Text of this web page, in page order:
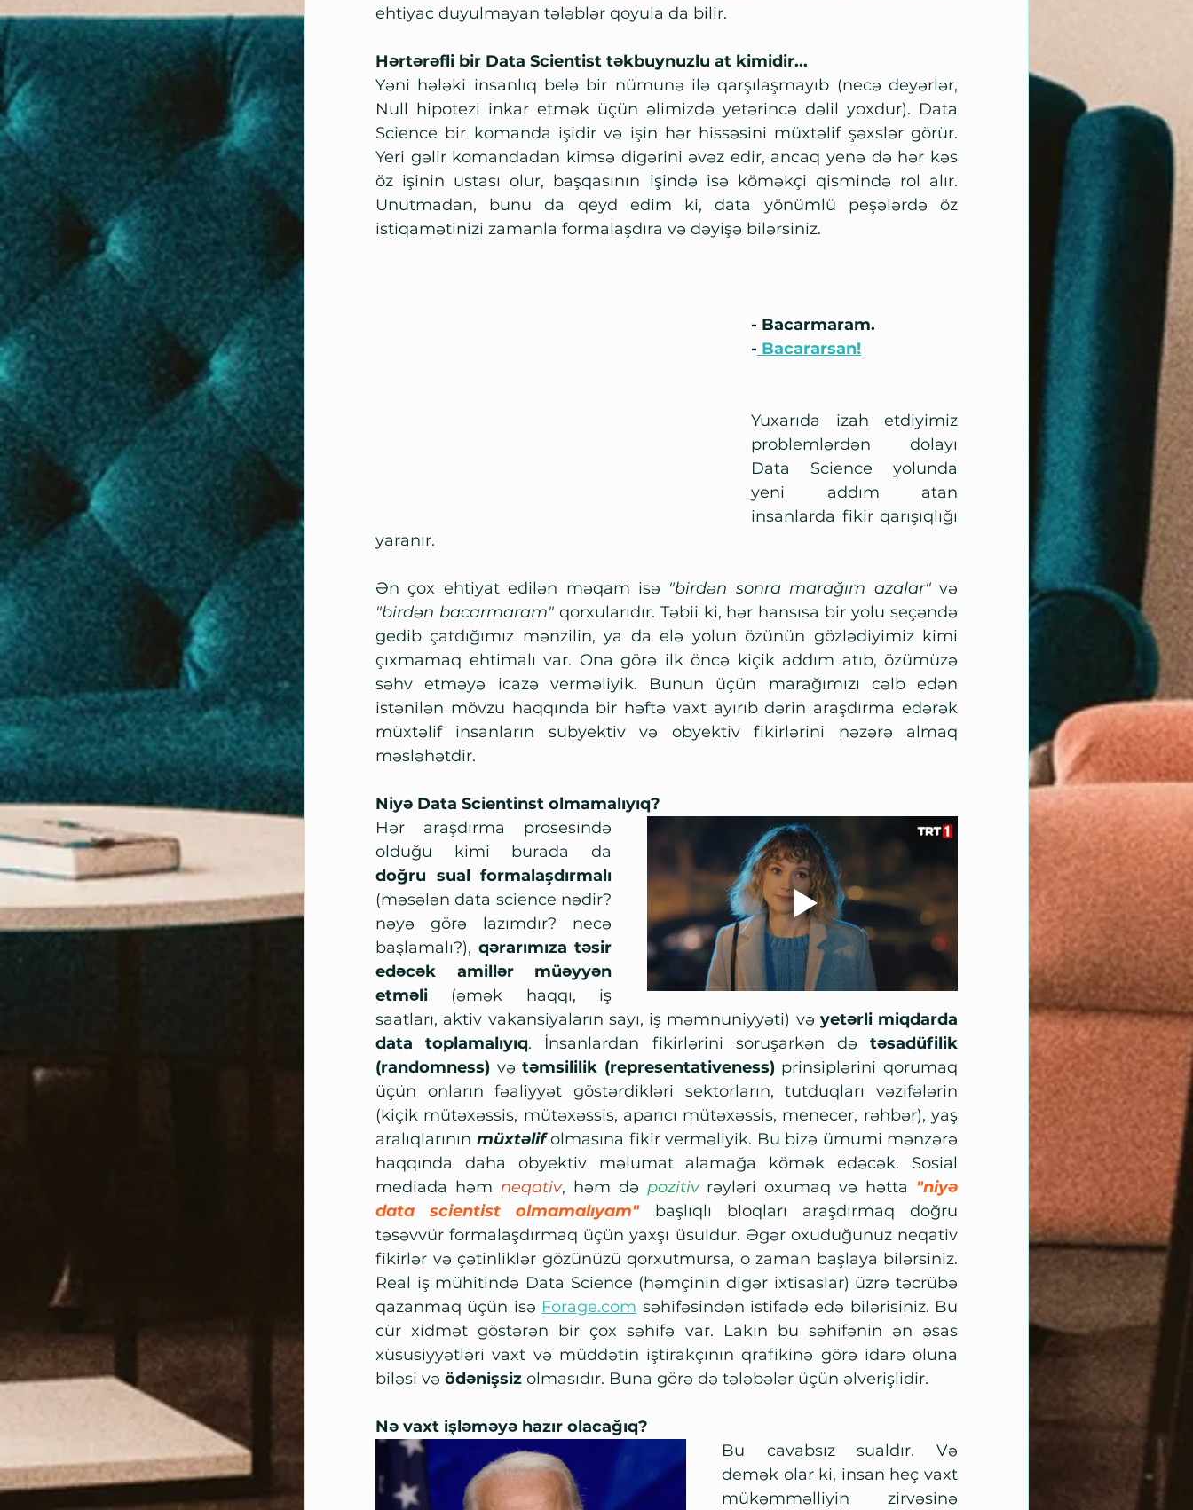
ehtiyac duyulmayan tələblər qoyula da bilir.
Hərtərəfli bir Data Scientist təkbuynuzlu at kimidir...
Yəni hələki insanlıq belə bir nümunə ilə qarşılaşmayıb (necə deyərlər,
Null hipotezi inkar etmək üçün əlimizdə yetərincə dəlil yoxdur). Data
Science bir komanda işidir və işin hər hissəsini müxtəlif şəxslər görür.
Yeri gəlir komandadan kimsə digərini əvəz edir, ancaq yenə də hər kəs
öz işinin ustası olur, başqasının işində isə köməkçi qismində rol alır.
Unutmadan, bunu da qeyd edim ki, data yönümlü peşələrdə öz
istiqamətinizi zamanla formalaşdıra və dəyişə bilərsiniz.
- Bacarmaram.
- Bacararsan!
Yuxarıda izah etdiyimiz
problemlərdən dolayı
Data Science yolunda
yeni addım atan
insanlarda fikir qarışıqlığı
yaranır.
Ən çox ehtiyat edilən məqam isə "birdən sonra marağım azalar"
"birdən bacarmaram" qorxularıdır. Təbii ki, hər hansısa bir yolu seçəndə
gedib çatdığımız mənzilin, ya da elə yolun özünün gözlədiyimiz kimi
çıxmamaq ehtimalı var. Ona görə ilk öncə kiçik addım atıb, özümüzə
səhv etməyə icazə verməliyik. Bunun üçün marağımızı cəlb edən
istənilən mövzu haqqında bir həftə vaxt ayırıb dərin araşdırma edərək
müxtəlif insanların subyektiv və obyektiv fikirlərini nəzərə almaq
məsləhətdir.
Niyə Data Scientinst olmamalıyıq?
Hər araşdırma prosesində
doğru sual
(məsələn data science nədir?
nəyə görə lazımdır? necə
başlamalı?), qərarımıza təsir
edəcək amillər müəyyən
etməli (əmək haqqı, iş
saatları, aktiv vakansiyaların sayı, iş məmnuniyyəti) və yetərli miqdarda
data toplamalıyıq. İnsanlardan fikirlərini soruşarkən də təsadüfilik
(randomness) və təmsililik (representativeness) prinsiplərini qorumaq
üçün onların fəaliyyət göstərdikləri sektorların, tutduqları vəzifələrin
(kiçik mütəxəssis, mütəxəssis, aparıcı mütəxəssis, menecer, rəhbər), yaş
aralıqlarının müxtəlif olmasına fikir verməliyik. Bu bizə ümumi mənzərə
haqqında daha obyektiv məlumat alamağa kömək edəcək. Sosial
mediada həm neqativ, həm də pozitiv rəyləri oxumaq və hətta "niyə
data scientist olmamalıyam"
başlıqlı bloqları araşdırmaq doğru
təsəvvür formalaşdırmaq üçün yaxşı üsuldur. Əgər oxuduğunuz neqativ
fikirlər və çətinliklər gözünüzü qorxutmursa, o zaman başlaya bilərsiniz.
Real iş mühitində Data Science (həmçinin digər ixtisaslar) üzrə təcrübə
qazanmaq üçün isə Forage.com səhifəsindən istifadə edə bilərisiniz. Bu
cür xidmət göstərən bir çox səhifə var. Lakin bu səhifənin ən əsas
xüsusiyyətləri vaxt və müddətin iştirakçının qrafikinə görə idarə oluna
biləsi və ödənişsiz olmasıdır. Buna görə də tələbələr üçün əlverişlidir.
Nə vaxt işləməyə hazır olacağıq?
Bu cavabsız sualdır. Və
demək olar ki, insan heç vaxt
mükəmməlliyin zirvəsinə